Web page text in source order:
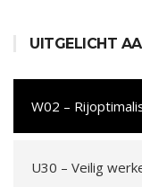
UITGELICHT
W02 –
U30 – Veilig